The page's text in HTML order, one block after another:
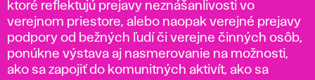
ktoré reflektujú prejavy neznášanlivosti vo
verejnom priestore, alebo naopak verejné prejavy
podpory od bežných ľudí či verejne činných osôb,
ponúkne výstava aj nasmerovanie na možnosti,
ako sa zapojiť do komunitných aktivít, ako sa